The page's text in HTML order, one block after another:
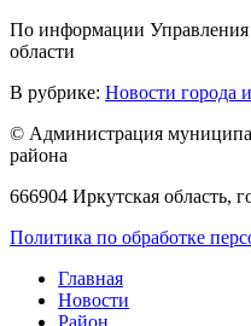
По информации Управления
области
В рубрике: Новости города
© Администрация
района
666904 Иркутская область,
Политика по обработке
Главная
Новости
Район